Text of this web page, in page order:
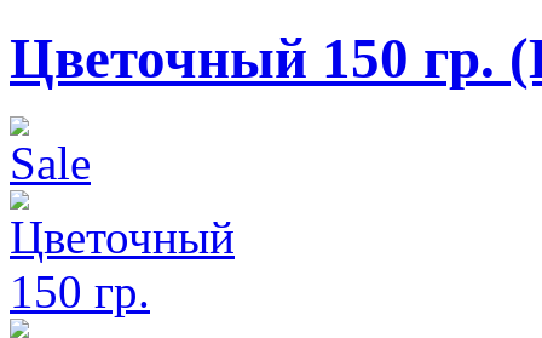
Цветочный 150 гр.